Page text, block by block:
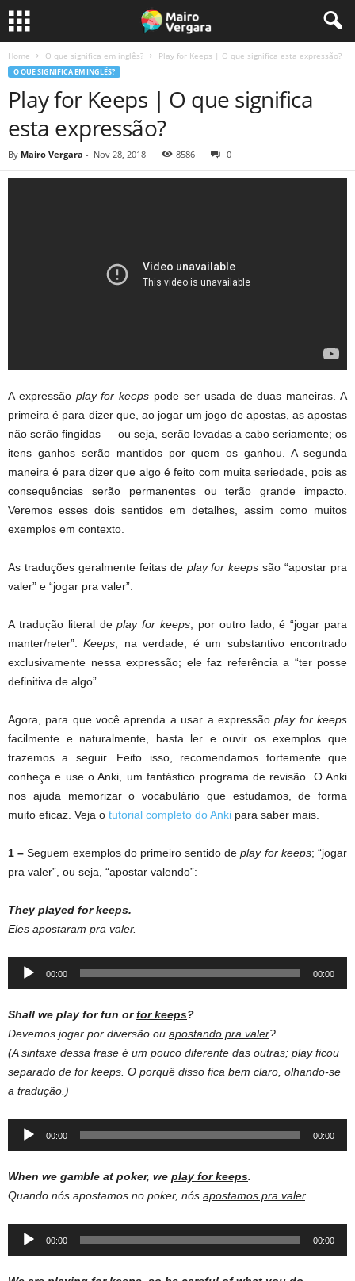
Home O que significa em inglês? Play for Keeps | O que significa esta expressão?
O QUE SIGNIFICA EM INGLÊS?
Play for Keeps | O que significa
esta expressão?
By Mairo Vergara - Nov 28, 2018 8586 0
A expressão play for keeps pode ser usada de duas maneiras. A
primeira é para dizer que, ao jogar um jogo de apostas, as apostas
não serão fingidas — ou seja, serão levadas a cabo seriamente; os
itens ganhos serão mantidos por quem os ganhou. A segunda
maneira é para dizer que algo é feito com muita seriedade, pois as
consequências serão permanentes ou terão grande impacto.
Veremos esses dois sentidos em detalhes, assim como muitos
exemplos em contexto.
As traduções geralmente feitas de play for keeps são “apostar pra
valer” e “jogar pra valer”.
A tradução literal deplay for keeps , por outro lado, é “jogar para
manter/reter”.Keeps , na verdade, é um substantivo encontrado
exclusivamente nessa expressão; ele faz referência a “ter posse
definitiva de algo”.
Agora, para que você aprenda a usar a expressãoplay for keeps
facilmente e naturalmente, basta ler e ouvir os exemplos que
trazemos a seguir. Feito isso, recomendamos fortemente que
conheça e use o Anki, um fantástico programa de revisão. O Anki
nos ajuda memorizar o vocabulário que estudamos, de forma
muito eficaz. Veja o tutorial completo do Anki para saber mais.
1 –Seguem exemplos do primeiro sentido deplay for keeps; “jogar
pra valer”, ou seja, “apostar valendo”:
They played for keeps.
Eles apostaram pra valer.
Audio
00:00 00:00
Shall we play for fun orfor keeps?
Devemos jogar por diversão ou apostando pra valer?
(A sintaxe dessa frase é um pouco diferente das outras; play ficou
separado de for keeps. O porquê disso fica bem claro, olhando-se
a tradução.)
Audio
00:00 00:00
When we gamble at poker, we play for keeps.
Quando nós apostamos no poker, nós apostamos pra valer.
Audio
00:00 00:00